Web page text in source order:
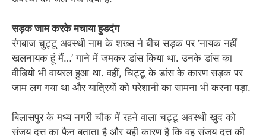
सड़क जाम करके मचाया हुडदंग
रंगबाज चुट्टू अवस्थी नाम के शख्स ने बीच सड़क पर ‘नायक नहीं
खलनायक हूं मैं…’ गाने में जमकर डांस किया था. उनके डांस का
वीडियो भी वायरल हुआ था. वहीं, चिट्टू के डांस के कारण सड़क पर
जाम लग गया था और यात्रियों को परेशानी का सामना भी करना पड़ा.
बिलासपुर के मध्य नगरी चौक में रहने वाला चट्टू अवस्थी खुद को
संजय दत्त का फैन बताता है और यही कारण है कि वह संजय दत्त की